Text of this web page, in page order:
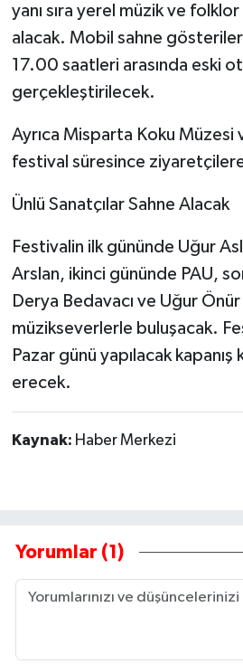
yanı sıra yerel müzik ve
alacak. Mobil sahne
17.00 saatleri arasında eski
gerçekleştirilecek.
Ayrıca Misparta Koku Müzesi
festival süresince
Ünlü Sanatçılar Sahne Alacak
Festivalin ilk gününde Uğur
Arslan, ikinci gününde PAU,
Derya Bedavacı ve Uğur
müzikseverlerle buluşacak.
Pazar günü yapılacak
erecek.
Kaynak: Haber Merkezi
Yorumlar (1)